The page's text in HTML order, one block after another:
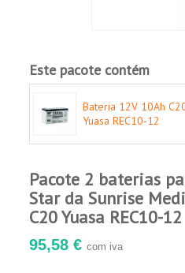
Este pacote contém
Bateria 12V 10Ah
Yuasa REC10-12
Pacote 2 baterias
Star da Sunrise
C20 Yuasa REC10-12
95,58 € com iva
Multiuso: uso
Aplicações:
Iluminação de
Energia de backup.